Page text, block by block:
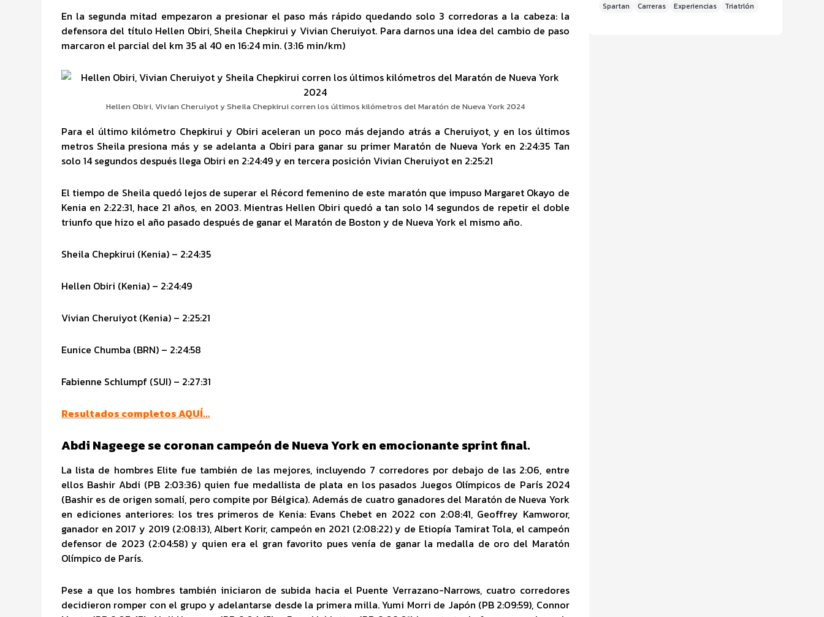
En la segunda mitad empezaron a presionar el paso más rápido quedando solo 3 corredoras a la cabeza: la
defensora del título Hellen Obiri, Sheila Chepkirui y Vivian Cheruiyot. Para darnos una idea del cambio de paso
marcaron el parcial del km 35 al 40 en 16:24 min. (3:16 min/km)
Hellen Obiri, Vivian Cheruiyot y Sheila Chepkirui corren los últimos kilómetros del Maratón de Nueva York 2024
Para el último kilómetro Chepkirui y Obiri aceleran un poco más dejando atrás a Cheruiyot, y en los últimos
metros Sheila presiona más y se adelanta a Obiri para ganar su primer Maratón de Nueva York en 2:24:35 Tan
solo 14 segundos después llega Obiri en 2:24:49 y en tercera posición Vivian Cheruiyot en 2:25:21
El tiempo de Sheila quedó lejos de superar el Récord femenino de este maratón que impuso Margaret Okayo de
Kenia en 2:22:31, hace 21 años, en 2003. Mientras Hellen Obiri quedó a tan solo 14 segundos de repetir el doble
triunfo que hizo el año pasado después de ganar el Maratón de Boston y de Nueva York el mismo año.
Sheila Chepkirui (Kenia) – 2:24:35
Hellen Obiri (Kenia) – 2:24:49
Vivian Cheruiyot (Kenia) – 2:25:21
Eunice Chumba (BRN) – 2:24:58
Fabienne Schlumpf (SUI) – 2:27:31
Resultados completos AQUÍ…
Abdi Nageege se coronan campeón de Nueva York en emocionante sprint final.
La lista de hombres Elite fue también de las mejores, incluyendo 7 corredores por debajo de las 2:06, entre
ellos Bashir Abdi (PB 2:03:36) quien fue medallista de plata en los pasados Juegos Olímpicos de París 2024
(Bashir es de origen somalí, pero compite por Bélgica). Además de cuatro ganadores del Maratón de Nueva York
en ediciones anteriores: los tres primeros de Kenia: Evans Chebet en 2022 con 2:08:41, Geoffrey Kamworor,
ganador en 2017 y 2019 (2:08:13), Albert Korir, campeón en 2021 (2:08:22) y de Etiopía Tamirat Tola, el campeón
defensor de 2023 (2:04:58) y quien era el gran favorito pues venía de ganar la medalla de oro del Maratón
Olímpico de París.
Pese a que los hombres también iniciaron de subida hacia el Puente Verrazano-Narrows, cuatro corredores
decidieron romper con el grupo y adelantarse desde la primera milla. Yumi Morri de Japón (PB 2:09:59), Connor
Spartan
Carreras Experiencias Triatrlón